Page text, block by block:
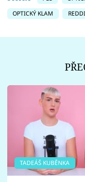
OPTICKÝ KLAM
TADEÁŠ KUBĚNKA